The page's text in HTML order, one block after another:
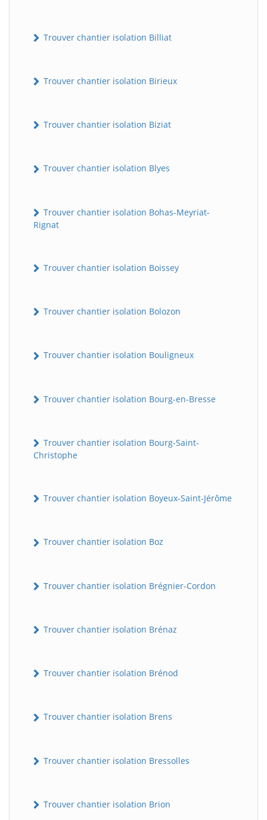
Trouver chantier isolation Billiat
Trouver chantier isolation Birieux
Trouver chantier isolation Biziat
Trouver chantier isolation Blyes
Trouver chantier isolation Bohas-Meyriat-
Rignat
Trouver chantier isolation Boissey
Trouver chantier isolation Bolozon
Trouver chantier isolation Bouligneux
Trouver chantier isolation Bourg-en-Bresse
Trouver chantier isolation Bourg-Saint-
Christophe
Trouver chantier isolation Boyeux-Saint-Jérôme
Trouver chantier isolation Boz
Trouver chantier isolation Brégnier-Cordon
Trouver chantier isolation Brénaz
Trouver chantier isolation Brénod
Trouver chantier isolation Brens
Trouver chantier isolation Bressolles
Trouver chantier isolation Brion